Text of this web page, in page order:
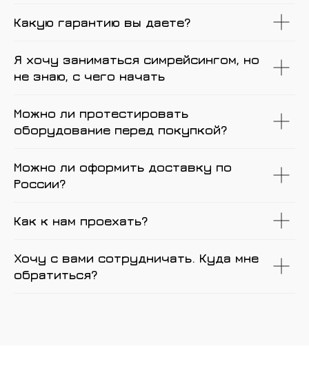
Какую гарантию вы даете?
Я хочу заниматься симрейсингом, но
не знаю, с чего начать
Можно ли протестировать
оборудование перед покупкой?
Можно ли оформить доставку по
России?
Как к нам проехать?
Хочу с вами сотрудничать. Куда мне
обратиться?